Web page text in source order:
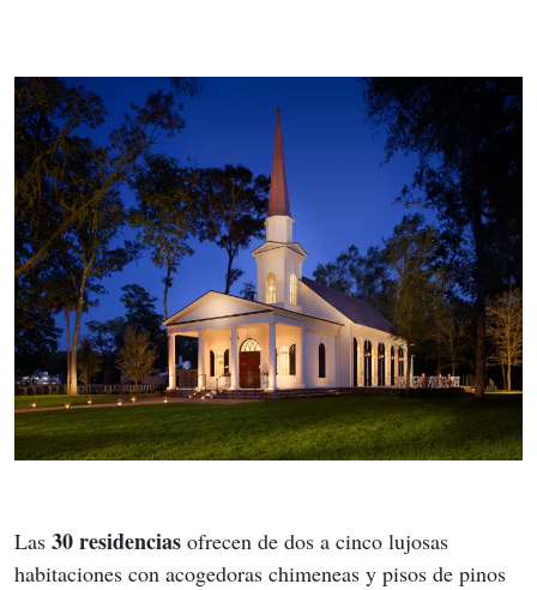
Las 30 residencias ofrecen de dos a cinco lujosas
habitaciones con acogedoras chimeneas y pisos de pinos